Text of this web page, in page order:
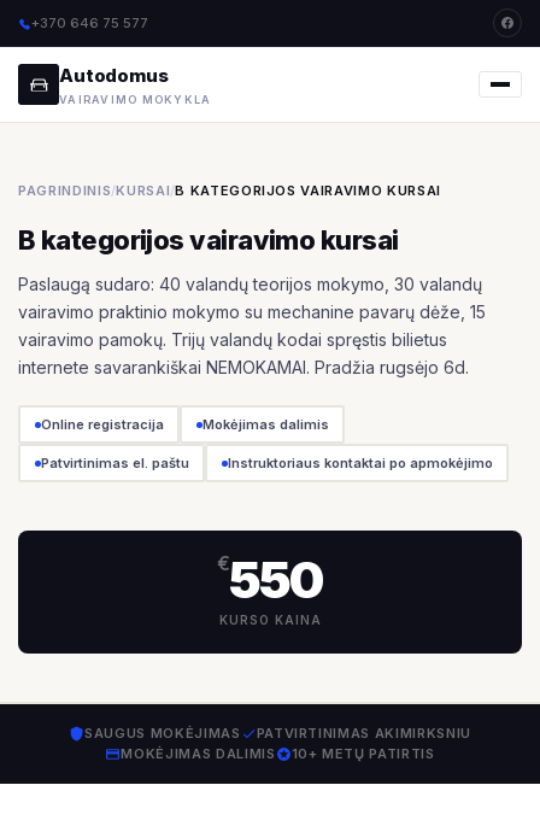
+370 646 75 577
Autodomus
VAIRAVIMO MOKYKLA
PAGRINDINIS/KURSAI/B KATEGORIJOS VAIRAVIMO KURSAI
B kategorijos vairavimo kursai
Paslaugą sudaro: 40 valandų teorijos mokymo, 30 valandų
vairavimo praktinio mokymo su mechanine pavarų dėže, 15
vairavimo pamokų. Trijų valandų kodai spręstis bilietus
internete savarankiškai NEMOKAMAI. Pradžia rugsėjo 6d.
Online registracija Mokėjimas dalimis
Patvirtinimas el. paštu Instruktoriaus kontaktai po apmokėjimo
€550
KURSO KAINA
SAUGUS MOKĖJIMAS
PATVIRTINIMAS AKIMIRKSNIU
MOKĖJIMAS DALIMIS
10+ METŲ PATIRTIS